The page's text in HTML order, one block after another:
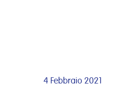
4 Febbraio 2021